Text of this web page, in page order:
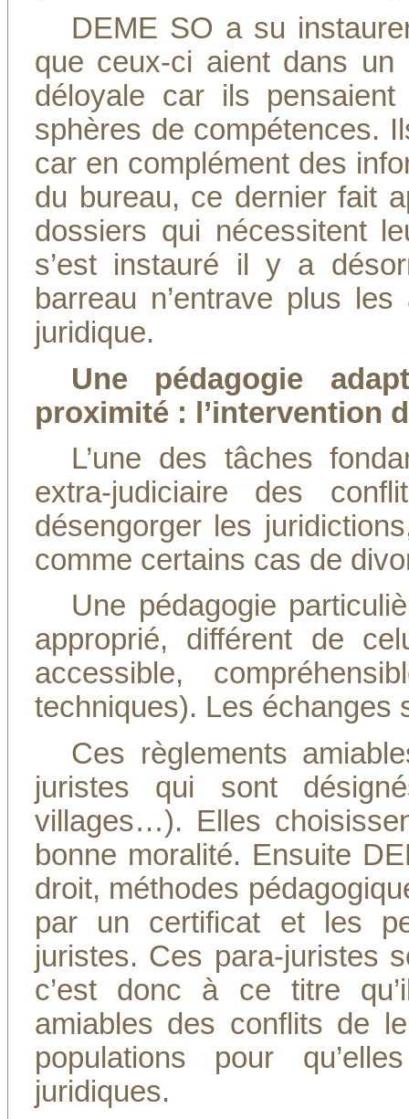
DEME SO a su
que ceux-ci aient dans un
déloyale car ils
sphères de compétences.
car en complément des
du bureau, ce dernier fait
dossiers qui nécessitent
s’est instauré il y a
barreau n’entrave plus
juridique.
Une pédagogie
proximité : l’intervention
L’une des tâches
extra-judiciaire des
désengorger les
comme certains cas de
Une pédagogie
approprié, différent de
accessible,
techniques). Les échanges
Ces règlements
juristes qui sont
villages…). Elles
bonne moralité. Ensuite
droit, méthodes
par un certificat et les
juristes. Ces para-juristes
c’est donc à ce titre
amiables des conflits de
populations pour
juridiques.